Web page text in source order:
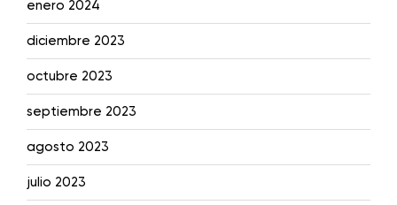
enero 2024
diciembre 2023
octubre 2023
septiembre 2023
agosto 2023
julio 2023